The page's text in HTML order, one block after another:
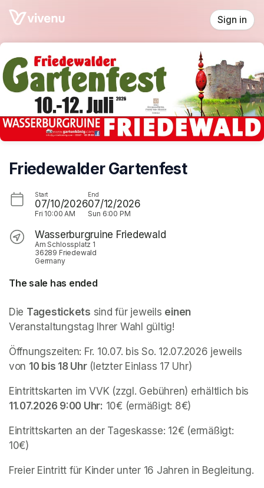
Skip header
Sign in
Friedewalder Gartenfest
Start
07/10/2026
Fri 10:00 AM
End
07/12/2026
Sun 6:00 PM
Wasserburgruine Friedewald
Am Schlossplatz 1
36289 Friedewald
Germany
The sale has ended
Die Tagestickets sind für jeweils einen
Veranstaltungstag Ihrer Wahl gültig!
Öffnungszeiten: Fr. 10.07. bis So. 12.07.2026 jeweils
von 10 bis 18 Uhr (letzter Einlass 17 Uhr)
11.07.2026 9:00 Uhr: 10€ (ermäßigt: 8€)
Eintrittskarten an der Tageskasse: 12€ (ermäßigt:
10€)
Freier Eintritt für Kinder unter 16 Jahren in Begleitung.